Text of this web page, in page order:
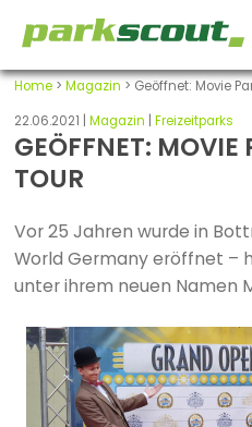
Home> Magazin > Geöffnet: Movie
22.06.2021 | Magazin Freizeitparks
GEÖFFNET: MOVIE
TOUR
Vor 25 Jahren wurde in
World Germany eröffnet –
unter ihrem neuen Namen